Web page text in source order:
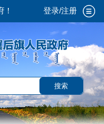
登录/注册
搜索